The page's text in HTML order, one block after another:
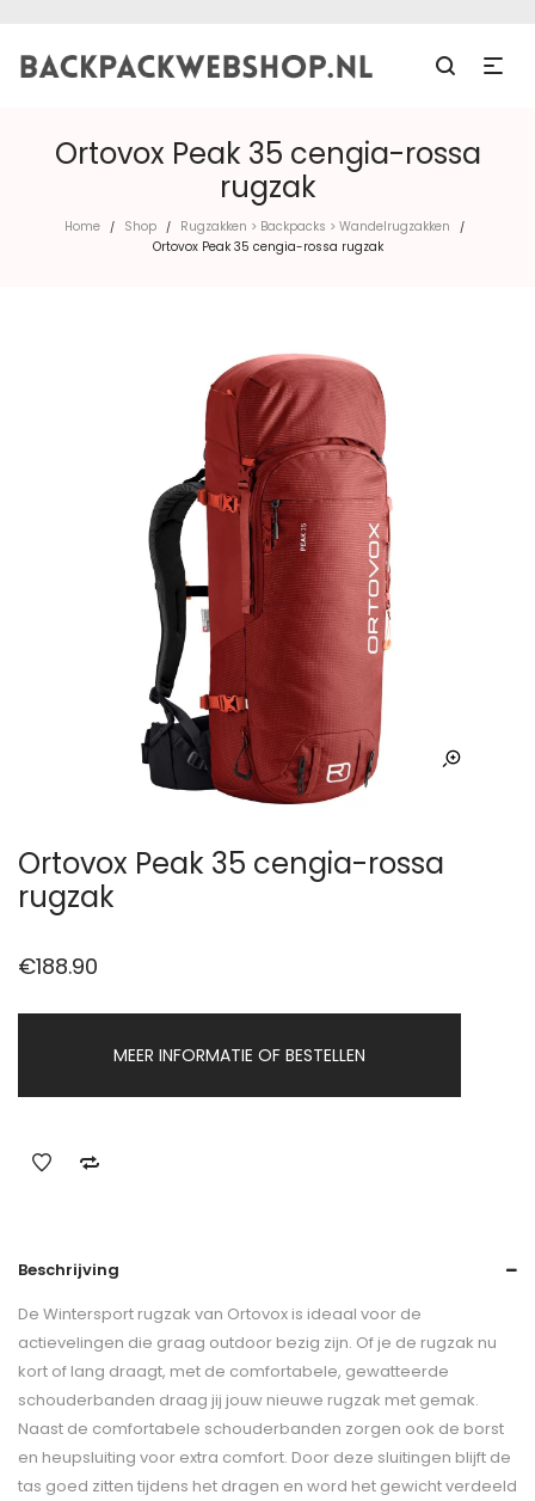
Ortovox Peak 35 cengia-rossa
rugzak
Home / Shop / Rugzakken > Backpacks > Wandelrugzakken /
Ortovox Peak 35 cengia-rossa rugzak
Ortovox Peak 35 cengia-rossa
rugzak
€188.90
MEER INFORMATIE OF BESTELLEN
Beschrijving
De Wintersport rugzak van Ortovox is ideaal voor de
actievelingen die graag outdoor bezig zijn. Of je de rugzak nu
kort of lang draagt, met de comfortabele, gewatteerde
schouderbanden draag jij jouw nieuwe rugzak met gemak.
Naast de comfortabele schouderbanden zorgen ook de borst
en heupsluiting voor extra comfort. Door deze sluitingen blijft de
tas goed zitten tijdens het dragen en word het gewicht verdeeld